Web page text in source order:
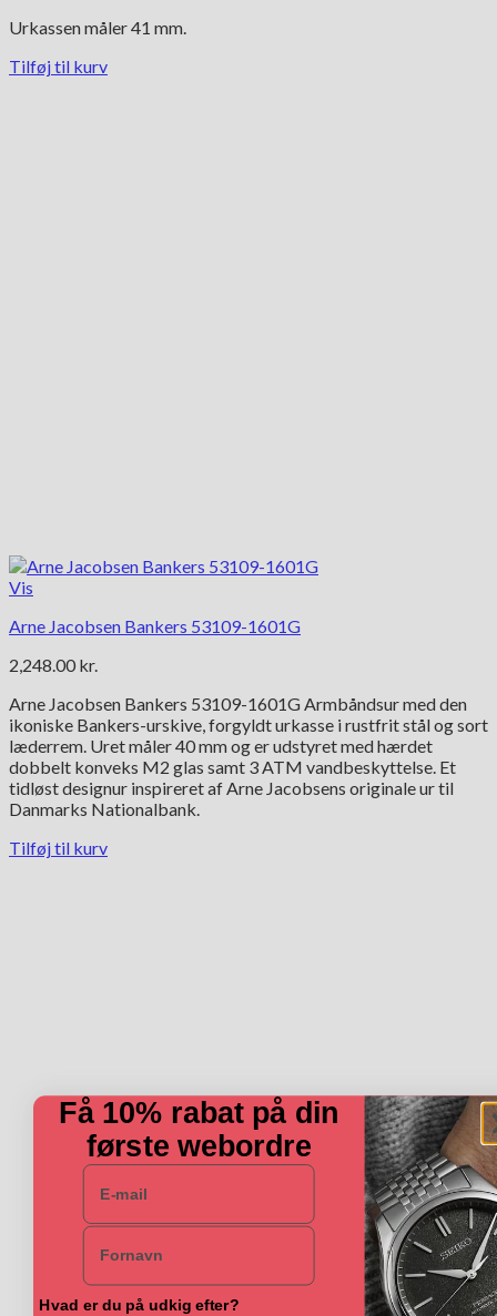
Urkassen måler 41 mm.
Tilføj til kurv
Vis
Arne Jacobsen Bankers 53109-1601G
2,248.00 kr.
Arne Jacobsen Bankers 53109-1601G Armbåndsur med den
ikoniske Bankers-urskive, forgyldt urkasse i rustfrit stål og sort
læderrem. Uret måler 40 mm og er udstyret med hærdet
dobbelt konveks M2 glas samt 3 ATM vandbeskyttelse. Et
tidløst designur inspireret af Arne Jacobsens originale ur til
Danmarks Nationalbank.
Tilføj til kurv
Få 10% rabat på din
første webordre
E-mail
Navn
Hvad er du på udkig efter?